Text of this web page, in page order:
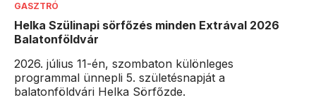
GASZTRÓ
Helka Szülinapi sörfőzés minden Extrával 2026
Balatonföldvár
2026. július 11-én, szombaton különleges
programmal ünnepli 5. születésnapját a
balatonföldvári Helka Sörfőzde.